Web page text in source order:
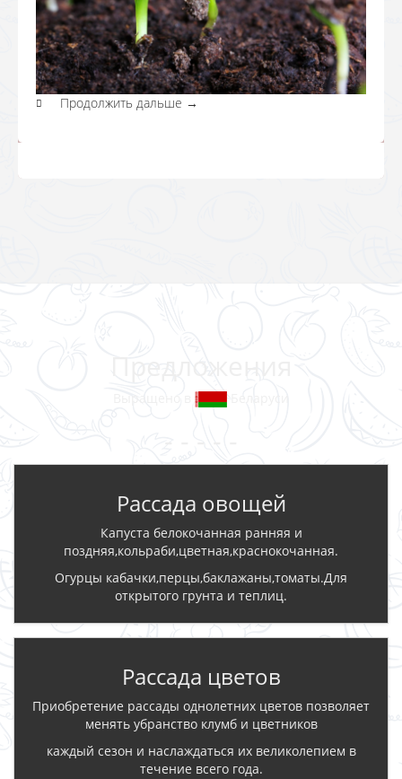
Продолжить дальше →
Рассада овощей
Капуста белокочанная ранняя и
поздняя,кольраби,цветная,краснокочанная.
Огурцы кабачки,перцы,баклажаны,томаты.Для
открытого грунта и теплиц.
Рассада цветов
Приобретение рассады однолетних цветов позволяет
менять убранство клумб и цветников
каждый сезон и наслаждаться их великолепием в
течение всего года.